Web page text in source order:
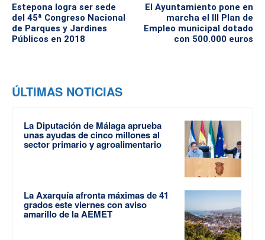
Estepona logra ser sede
del 45ª Congreso Nacional
de Parques y Jardines
Públicos en 2018
El Ayuntamiento pone en
marcha el III Plan de
Empleo municipal dotado
con 500.000 euros
ÚLTIMAS NOTICIAS
La Diputación de Málaga aprueba
unas ayudas de cinco millones al
sector primario y agroalimentario
La Axarquía afronta máximas de 41
grados este viernes con aviso
amarillo de la AEMET